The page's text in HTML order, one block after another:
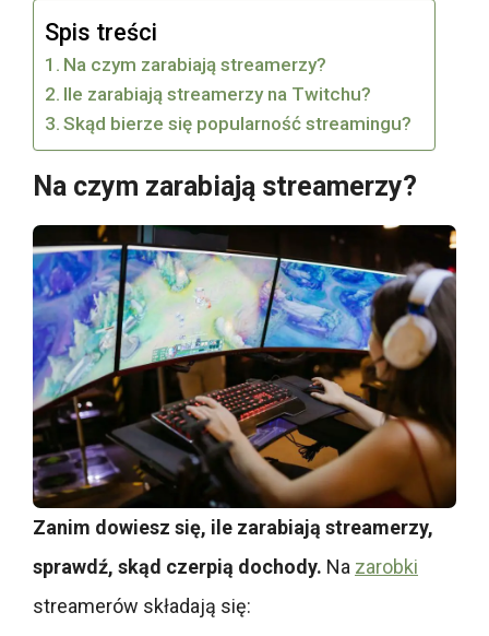
Spis treści
Na czym zarabiają streamerzy?
Ile zarabiają streamerzy na Twitchu?
Skąd bierze się popularność streamingu?
Na czym zarabiają streamerzy?
Zanim dowiesz się, ile zarabiają streamerzy,
sprawdź, skąd czerpią dochody. Na zarobki
streamerów składają się: